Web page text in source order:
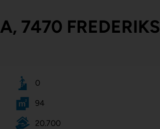
7470 FREDERIKS
0
94
20.700